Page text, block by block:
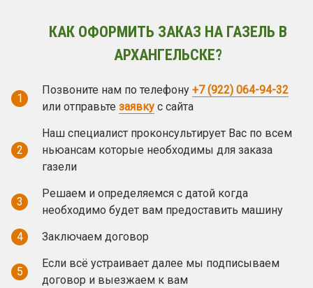
КАК ОФОРМИТЬ ЗАКАЗ НА ГАЗЕЛЬ В
АРХАНГЕЛЬСКЕ?
1
Позвоните нам по телефону +7 (922) 064-94-32
или отправьте заявку с сайта
2
Наш специалист проконсультирует Вас по всем
ньюансам которые необходимы для заказа
газели
3
Решаем и определяемся с датой когда
необходимо будет вам предоставить машину
4
Заключаем договор
5
Если всё устраивает далее мы подписываем
договор и выезжаем к вам